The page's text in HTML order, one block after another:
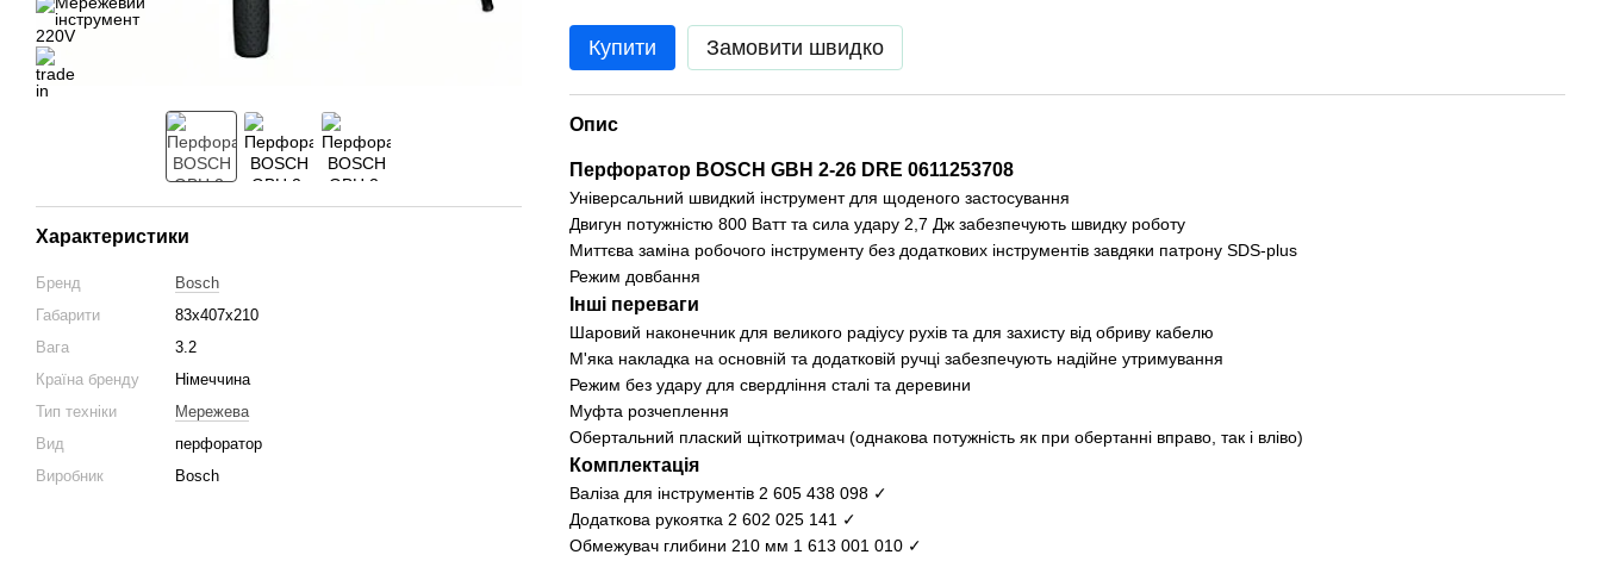
Характеристики
Бренд
Bosch
Габарити
83х407х210
Вага
3.2
Країна бренду
Німеччина
Тип техніки
Мережева
Вид
перфоратор
Виробник
Bosch
Купити Замовити швидко
Опис
Перфоратор BOSCH GBH 2-26 DRE 0611253708
Універсальний швидкий інструмент для щоденого застосування
Двигун потужністю 800 Ватт та сила удару 2,7 Дж забезпечують швидку роботу
Миттєва заміна робочого інструменту без додаткових інструментів завдяки патрону SDS-plus
Режим довбання
Інші переваги
Шаровий наконечник для великого радіусу рухів та для захисту від обриву кабелю
М'яка накладка на основній та додатковій ручці забезпечують надійне утримування
Режим без удару для свердління сталі та деревини
Муфта розчеплення
Обертальний плаский щіткотримач (однакова потужність як при обертанні вправо, так і вліво)
Комплектація
Валіза для інструментів 2 605 438 098 ✓
Додаткова рукоятка 2 602 025 141 ✓
Обмежувач глибини 210 мм 1 613 001 010 ✓